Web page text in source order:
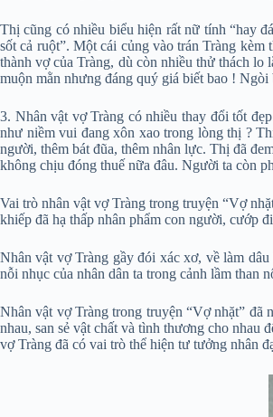
Thị cũng có nhiều biểu hiện rất nữ tính “hay
sốt cả ruột”. Một cái củng vào trán Tràng
thành vợ của Tràng, dù còn nhiều thử thách
muộn mằn nhưng đáng quý giá biết bao !
3. Nhân vật vợ Tràng có nhiều thay đổi tốt
như niềm vui đang xôn xao trong lòng thị ?
người, thêm bát đũa, thêm nhân lực. Thị đã
không chịu đóng thuế nữa đâu. Người ta còn
Vai trò nhân vật vợ Tràng trong truyện “Vợ
khiếp đã hạ thấp nhân phẩm con người, cướp
Nhân vật vợ Tràng gầy đói xác xơ, về làm
nỗi nhục của nhân dân ta trong cảnh lầm than
Nhân vật vợ Tràng trong truyện “Vợ nhặt” đã
nhau, san sẻ vật chất và tình thương cho
vợ Tràng đã có vai trò thể hiện tư tưởng nhân